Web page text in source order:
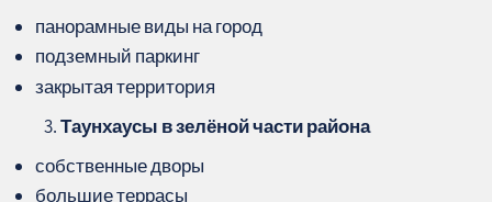
панорамные виды на город
подземный паркинг
закрытая территория
Таунхаусы в зелёной части района
собственные дворы
большие террасы